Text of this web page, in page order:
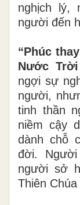
nghịch lý,
người đến
“Phúc
Nước
ngợi sự
người,
tinh thần
niềm cậy
dành chỗ
đời.
người sở
Thiên